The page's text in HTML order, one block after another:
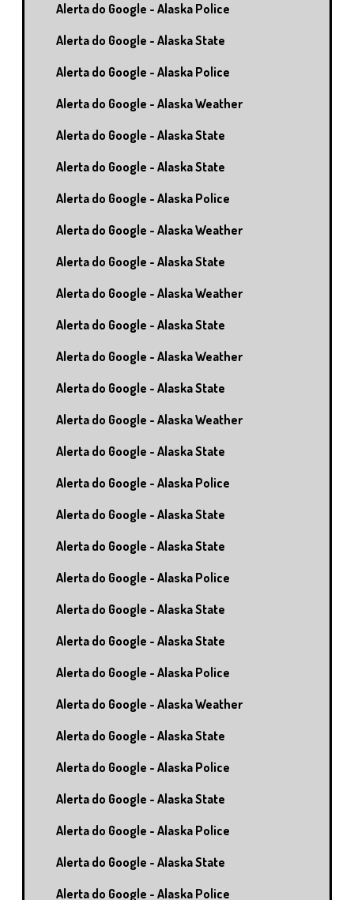
Alerta do Google - Alaska Police
Alerta do Google - Alaska State
Alerta do Google - Alaska Police
Alerta do Google - Alaska Weather
Alerta do Google - Alaska State
Alerta do Google - Alaska State
Alerta do Google - Alaska Police
Alerta do Google - Alaska Weather
Alerta do Google - Alaska State
Alerta do Google - Alaska Weather
Alerta do Google - Alaska State
Alerta do Google - Alaska Weather
Alerta do Google - Alaska State
Alerta do Google - Alaska Weather
Alerta do Google - Alaska State
Alerta do Google - Alaska Police
Alerta do Google - Alaska State
Alerta do Google - Alaska State
Alerta do Google - Alaska Police
Alerta do Google - Alaska State
Alerta do Google - Alaska State
Alerta do Google - Alaska Police
Alerta do Google - Alaska Weather
Alerta do Google - Alaska State
Alerta do Google - Alaska Police
Alerta do Google - Alaska State
Alerta do Google - Alaska Police
Alerta do Google - Alaska State
Alerta do Google - Alaska Police